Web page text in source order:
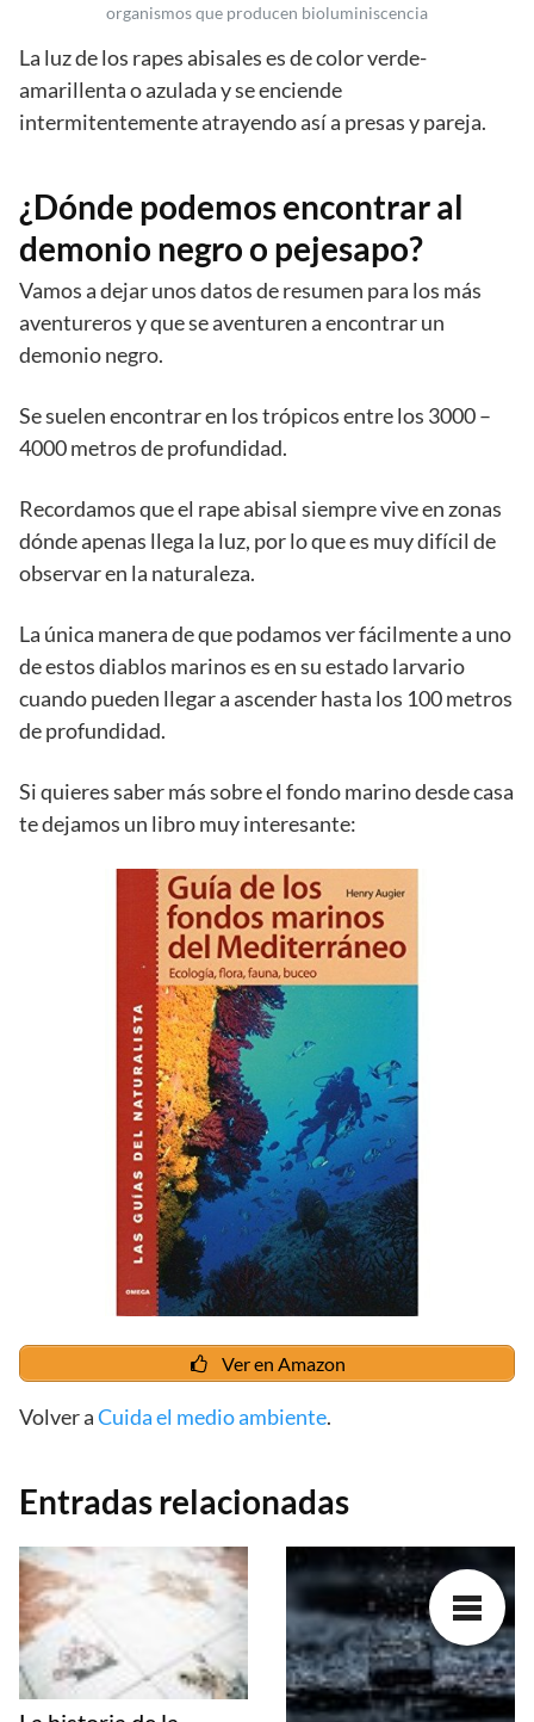
organismos que producen bioluminiscencia
La luz de los rapes abisales es de color verde-
amarillenta o azulada y se enciende
intermitentemente atrayendo así a presas y pareja.
¿Dónde podemos encontrar al
demonio negro o pejesapo?
Vamos a dejar unos datos de resumen para los más
aventureros y que se aventuren a encontrar un
demonio negro.
Se suelen encontrar en los trópicos entre los 3000 –
4000 metros de profundidad.
Recordamos que el rape abisal siempre vive en zonas
dónde apenas llega la luz, por lo que es muy difícil de
observar en la naturaleza.
La única manera de que podamos ver fácilmente a uno
de estos diablos marinos es en su estado larvario
cuando pueden llegar a ascender hasta los 100 metros
de profundidad.
Si quieres saber más sobre el fondo marino desde casa
te dejamos un libro muy interesante:
Ver en Amazon
Volver aCuida el medio ambiente.
Entradas relacionadas